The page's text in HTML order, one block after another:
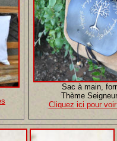
Sac à main,
Thème
Cliquez ici pour